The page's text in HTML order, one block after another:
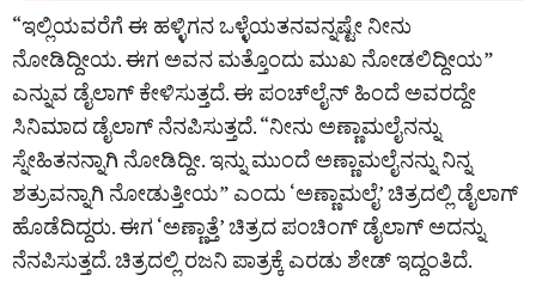
“ಇಲ್ಲಿಯವರೆಗೆ ಈ ಹಳ್ಳಿಗನ ಒಳ್ಳೆಯತನವನ್ನಷ್ಟೇ ನೀನು
ನೋಡಿದ್ದೀಯ. ಈಗ ಅವನ ಮತ್ತೊಂದು ಮುಖ ನೋಡಲಿದ್ದೀಯ”
ಎನ್ನುವ ಡೈಲಾಗ್ ಕೇಳಿಸುತ್ತದೆ. ಈ ಪಂಚ್‌ಲೈನ್‌ ಹಿಂದೆ ಅವರದ್ದೇ
ಸಿನಿಮಾದ ಡೈಲಾಗ್ ನೆನಪಿಸುತ್ತದೆ. “ನೀನು ಅಣ್ಣಾಮಲೈನನ್ನು
ಸ್ನೇಹಿತನನ್ನಾಗಿ ನೋಡಿದ್ದೀ. ಇನ್ನು ಮುಂದೆ ಅಣ್ಣಾಮಲೈನನ್ನು ನಿನ್ನ
ಶತ್ರುವನ್ನಾಗಿ ನೋಡುತ್ತೀಯ” ಎಂದು ‘ಅಣ್ಣಾಮಲೈ’ ಚಿತ್ರದಲ್ಲಿ ಡೈಲಾಗ್
ಹೊಡೆದಿದ್ದರು. ಈಗ ‘ಅಣ್ಣಾತ್ತೆ’ ಚಿತ್ರದ ಪಂಚಿಂಗ್ ಡೈಲಾಗ್‌ ಅದನ್ನು
ನೆನಪಿಸುತ್ತದೆ. ಚಿತ್ರದಲ್ಲಿ ರಜನಿ ಪಾತ್ರಕ್ಕೆ ಎರಡು ಶೇಡ್‌ ಇದ್ದಂತಿದೆ.